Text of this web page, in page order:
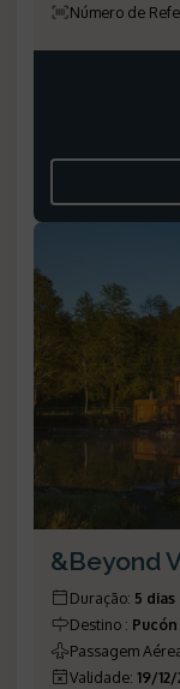
Número de
&Beyond
Duração: 5 dias
Destino : Pucón
Passagem
Validade: 19/